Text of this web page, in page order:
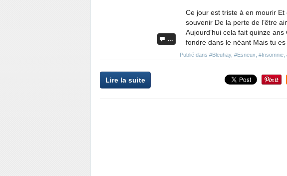
…
Publié dans #Bleuhay, #Esneux #Insomnie
Ce jour est triste à en mourir
souvenir De la perte de l’être
Aujourd’hui cela fait quinze ans
fondre dans le néant Mais tu es
Lire la suite